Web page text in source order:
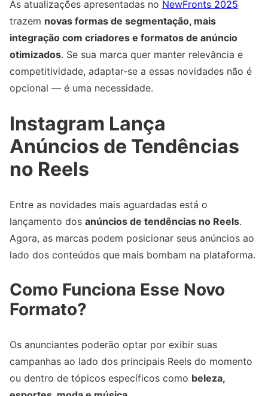
As atualizações apresentadas no NewFronts 2025
trazem novas formas de segmentação, mais
integração com criadores e formatos de anúncio
otimizados. Se sua marca quer manter relevância e
competitividade, adaptar-se a essas novidades não é
opcional — é uma necessidade.
Instagram Lança
Anúncios de Tendências
no Reels
Entre as novidades mais aguardadas está o
lançamento dos anúncios de tendências no Reels.
Agora, as marcas podem posicionar seus anúncios ao
lado dos conteúdos que mais bombam na plataforma.
Como Funciona Esse Novo
Formato?
Os anunciantes poderão optar por exibir suas
campanhas ao lado dos principais Reels do momento
ou dentro de tópicos específicos como beleza,